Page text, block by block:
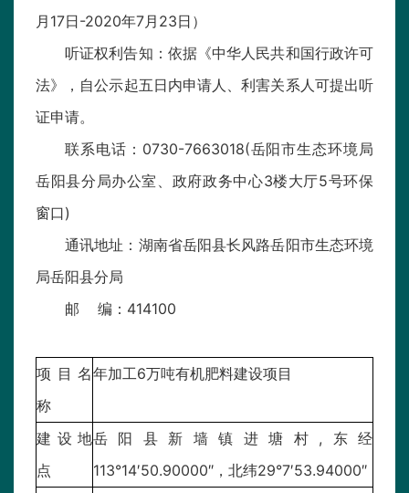
月17日-2020年7月23日）
听证权利告知：依据《中华人民共和国行政许可
法》，自公示起五日内申请人、利害关系人可提出听
证申请。
联系电话：0730-7663018(岳阳市生态环境局
岳阳县分局办公室、政府政务中心3楼大厅5号环保
窗口)
通讯地址：湖南省岳阳县长风路岳阳市生态环境
局岳阳县分局
邮 编：414100
项目名
称
年加工6万吨有机肥料建设项目
建设地
点
岳阳县新墙镇进塘村,东经
113°14′50.90000″，北纬29°7′53.94000″